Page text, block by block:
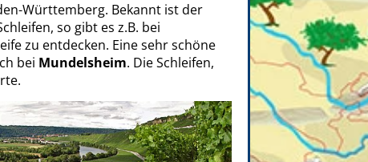
Württemberg. Bekannt ist der
so gibt es z.B. bei
zu entdecken. Eine sehr schöne
bei Mundelsheim. Die Schleifen,